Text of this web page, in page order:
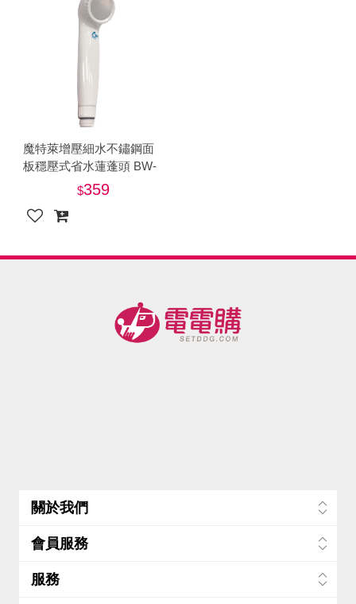
魔特萊增壓細水不鏽鋼面
板穩壓式省水蓮蓬頭 BW-
8SN1A 柔細觸感好沐浴
359
關於我們
會員服務
服務